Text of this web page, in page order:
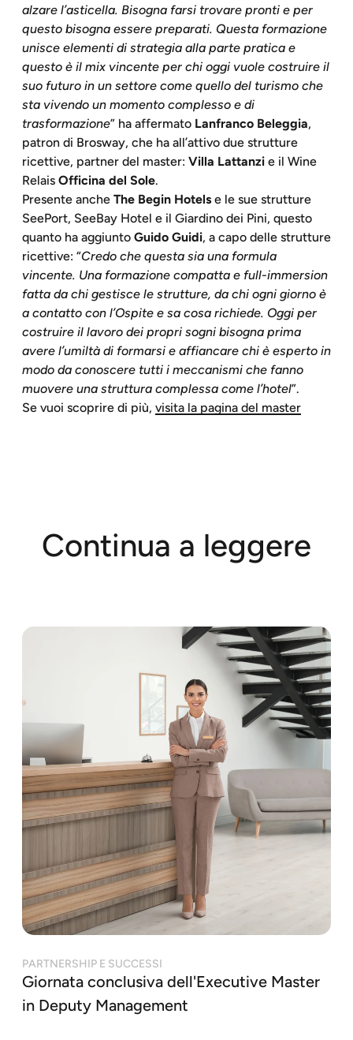
alzare l’asticella. Bisogna farsi trovare pronti e per
questo bisogna essere preparati. Questa formazione
unisce elementi di strategia alla parte pratica e
questo è il mix vincente per chi oggi vuole costruire il
suo futuro in un settore come quello del turismo che
sta vivendo un momento complesso e di
trasformazione” ha affermato Lanfranco Beleggia,
patron di Brosway, che ha all’attivo due strutture
ricettive, partner del master: Villa Lattanzi e il Wine
Relais Officina del Sole.
Presente anche The Begin Hotels e le sue strutture
SeePort, SeeBay Hotel e il Giardino dei Pini, questo
quanto ha aggiunto Guido Guidi, a capo delle strutture
ricettive: “Credo che questa sia una formula
vincente. Una formazione compatta e full-immersion
fatta da chi gestisce le strutture, da chi ogni giorno è
a contatto con l’Ospite e sa cosa richiede. Oggi per
costruire il lavoro dei propri sogni bisogna prima
avere l’umiltà di formarsi e affiancare chi è esperto in
modo da conoscere tutti i meccanismi che fanno
muovere una struttura complessa come l’hotel”.
Se vuoi scoprire di più, visita la pagina del master
Continua a leggere
PARTNERSHIP E SUCCESSI
Giornata conclusiva dell'Executive Master
in Deputy Management